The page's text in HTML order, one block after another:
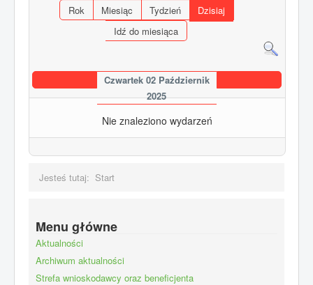
Rok Miesiąc Tydzień
Dzisiaj
Idź do miesiąca
Czwartek 02 Październik
2025
Nie znaleziono wydarzeń
Jesteś tutaj: Start
Menu główne
Aktualności
Archiwum aktualności
Strefa wnioskodawcy oraz beneficjenta